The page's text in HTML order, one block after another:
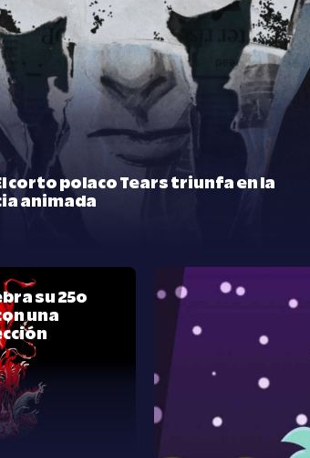
corto polaco Tears triunfa en la
animada
su 25º
una